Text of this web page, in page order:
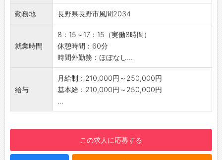
・5S活動を進める清潔な工場環境
・設計から製造まで一貫して行っているため、
ものづくりの幅広い工程に関われる環境です！
【研修制度・ステップアップ】
未経験からスタートできる環境で、先輩社員が
丁寧に指導します。
整理整頓された清潔な工場で、安全第一のもと
【働き方について】
・有給休暇が取りやすいのでプライベートも充
実！働きやすい環境が整っています♪
・未経験歓迎！丁寧にサポートします！
・公園や学校に設置される遊具づくりに関わる
・設計〜製造まで一貫したものづくりを支える
やりがいあり！
・デスクワークと現場とのバランスが良いお仕
事！
【1日の業務の流れ（例）】
8：30 品質確認・検査準備
10：00 休憩（10分）
10：10 品質データ集計・不適合内容確認
12：00 昼休憩（40分）
勤務地 長野県長野市風間2034
就業時間
8：15～17：15（実働8時間）
休憩時間：60分
時間外勤務：ほぼなし...
給与
月給制：210,000円～250,000円
基本給：210,000円～250,000円
...
この求人に応募する